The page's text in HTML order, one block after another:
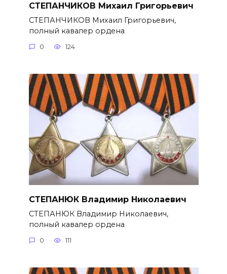
СТЕПАНЧИКОВ Михаил Григорье­вич
СТЕПАНЧИКОВ Михаил Григорье­вич,
полный кавалер ордена
0 124
СТЕПАНЮК Владимир Николаевич
СТЕПАНЮК Владимир Николае­вич,
полный кавалер ордена
0 111